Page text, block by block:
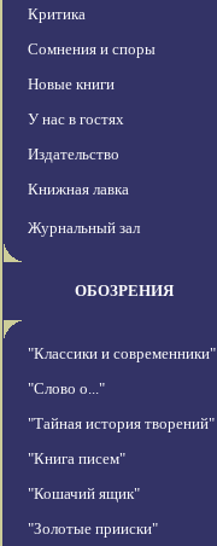
Критика
Сомнения и споры
Новые книги
У нас в гостях
Издательство
Книжная лавка
Журнальный зал
ОБОЗРЕНИЯ
"Классики и современники"
"Слово о..."
"Тайная история творений"
"Книга писем"
"Кошачий ящик"
"Золотые прииски"